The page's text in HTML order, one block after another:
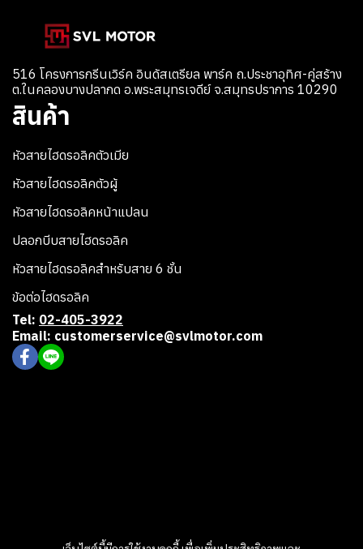
516 โครงการกรีนเวิร์ค อินดัสเตรียล พาร์ค ถ.ประชาอุทิศ-คู่สร้าง
ต.ในคลองบางปลากด อ.พระสมุทรเจดีย์ จ.สมุทรปราการ 10290
สินค้า
หัวสายไฮดรอลิคตัวเมีย
หัวสายไฮดรอลิคตัวผู้
หัวสายไฮดรอลิคหน้าแปลน
ปลอกบีบสายไฮดรอลิค
หัวสายไฮดรอลิคสำหรับสาย 6 ชั้น
ข้อต่อไฮดรอลิค
Tel: 02-405-3922
Email: customerservice@svlmotor.com